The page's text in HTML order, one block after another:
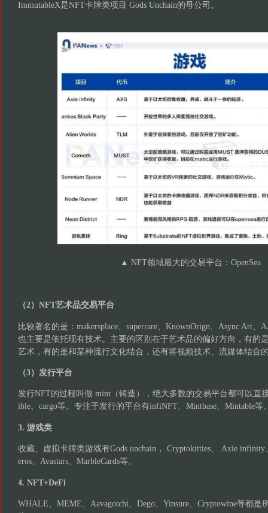
ImmutableX是NFT卡牌类项目 Gods Unchain的母公司。
▲ NFT领域最大的交易平台：OpenSea
（2）NFT艺术品交易平台
比较著名的是：makersplace、superrare、KnownOrign、Async Art
也主要是依托现有技术。主要的区别在于艺术品的偏好方向，有的
艺术，有的是和某种流行文化结合，还有将视频技术、流媒体结合
（3）发行平台
发行NFT的过程叫做 mint（铸造），绝大多数的交易平台都可以直
ible、cargo等。专注于发行的平台有infiNFT、Mintbase、Mintable等
3. 游戏类
收藏、虚拟卡牌类游戏有Gods unchain， Cryptokitties、 Axie infinity
eros、Avastars、MarbleCards等。
4. NFT+DeFi
WHALE、MEME、Aavagotchi、Dego、Yinsure、Cryptowine等都是